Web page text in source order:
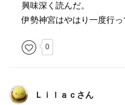
興味深く読んだ。
伊勢神宮はやはり一度行っ
0
Ｌｉｌａｃさん